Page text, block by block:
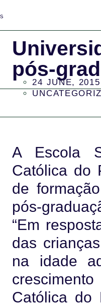
pós-
24 JUNE, 2015
A Escola
Católica do
de
pós-
“Em
das
na idade
Católica do